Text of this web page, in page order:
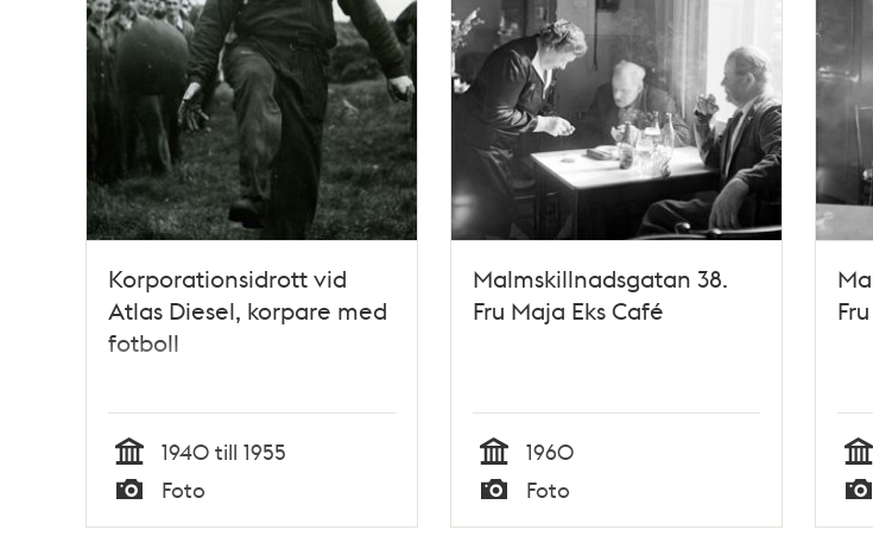
Korporationsidrott vid
Atlas Diesel, korpare med
fotboll
Tid
1940 till 1955
Typ
Foto
Malmskillnadsgatan 38.
Fru Maja Eks Café
Tid
1960
Typ
Foto Tid
Typ